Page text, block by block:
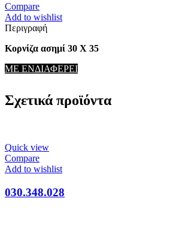
Compare
Add to wishlist
Περιγραφή
Κορνίζα ασημί 30 Χ 35
ΜΕ ΕΝΔΙΑΦΕΡΕΙ
Σχετικά προϊόντα
Quick view
Compare
Add to wishlist
030.348.028